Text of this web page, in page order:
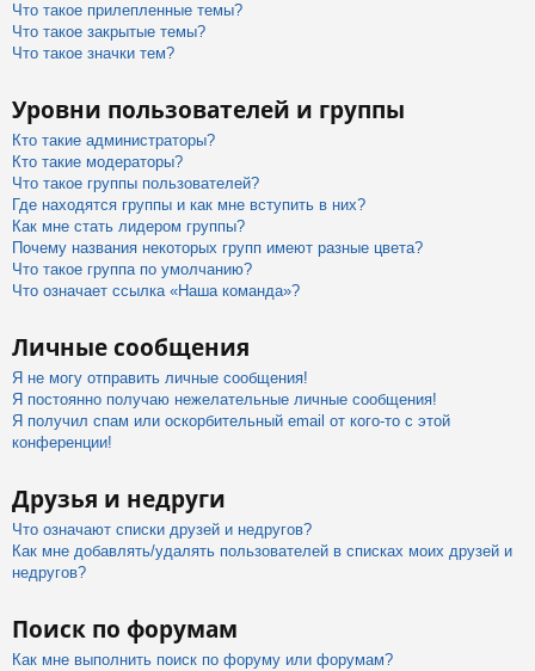
Что такое прилепленные темы?
Что такое закрытые темы?
Что такое значки тем?
Уровни пользователей и группы
Кто такие администраторы?
Кто такие модераторы?
Что такое группы пользователей?
Где находятся группы и как мне вступить в них?
Как мне стать лидером группы?
Почему названия некоторых групп имеют разные цвета?
Что такое группа по умолчанию?
Что означает ссылка «Наша команда»?
Личные сообщения
Я не могу отправить личные сообщения!
Я постоянно получаю нежелательные личные сообщения!
Я получил спам или оскорбительный email от кого-то с этой
конференции!
Друзья и недруги
Что означают списки друзей и недругов?
Как мне добавлять/удалять пользователей в списках моих друзей и
недругов?
Поиск по форумам
Как мне выполнить поиск по форуму или форумам?